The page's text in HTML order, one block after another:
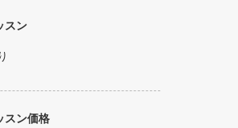
スン
スン価格